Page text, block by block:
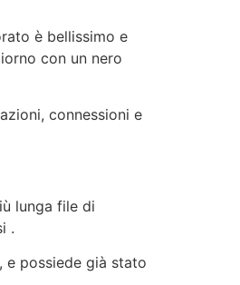
è bellissimo e
con un nero
connessioni e
lunga file di
.
e possiede già stato